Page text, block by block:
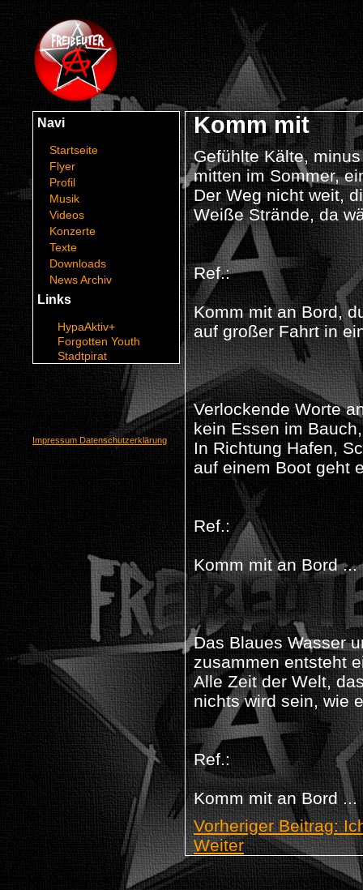
Komm mit
Gefühlte Kälte,
mitten im Sommer,
Der Weg nicht weit,
Weiße Strände, da
Ref.:
Komm mit an Bord,
auf großer Fahrt in
Verlockende Worte
kein Essen im
In Richtung Hafen,
auf einem Boot geht
Ref.:
Komm mit an Bord ...
Das Blaues Wasser
zusammen entsteht
Alle Zeit der Welt,
nichts wird sein, wie
Ref.:
Komm mit an Bord ...
Vorheriger Beitrag:
Weiter
Navi
Startseite
Flyer
Profil
Musik
Videos
Konzerte
Texte
Downloads
News Archiv
Links
HypaAktiv+
Forgotten Youth
Stadtpirat
Impressum Datenschutzerklärung